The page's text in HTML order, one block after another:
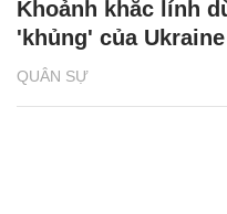
QUÂN SỰ
Khoảnh khắc lính
'khủng' của Ukraine